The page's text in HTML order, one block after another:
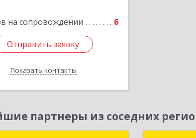
на сопровождении 6
Отправить заявку
Показать контакты
Отправить заявку
Назад
партнеры из соседних